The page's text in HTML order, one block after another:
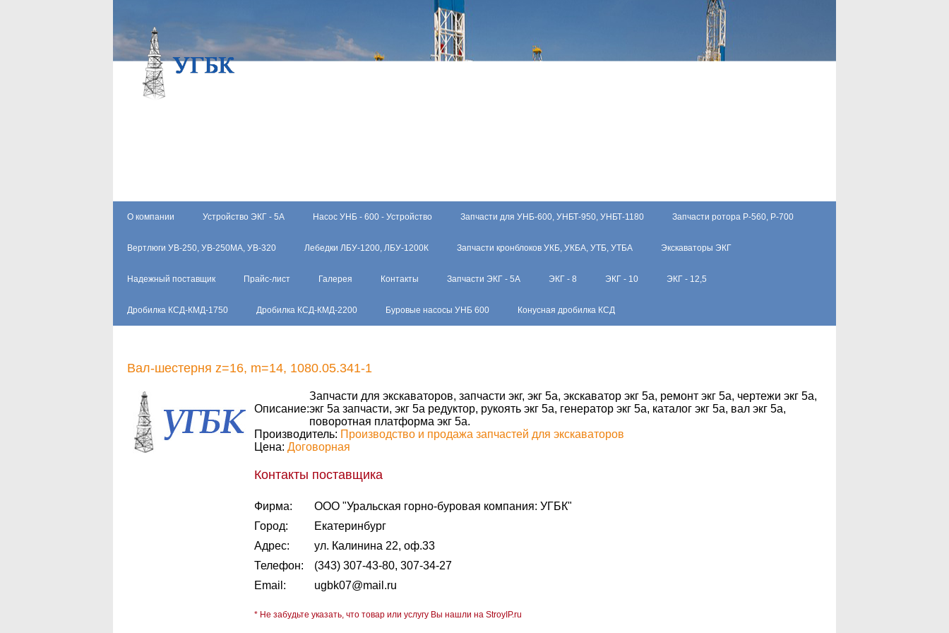
О компании Устройство ЭКГ - 5А Насос УНБ - 600 - Устройство Запчасти для УНБ-600, УНБТ-950, УНБТ-1180 Запчасти ротора Р-560, Р-700
Вертлюги УВ-250, УВ-250МА, УВ-320 Лебедки ЛБУ-1200, ЛБУ-1200К Запчасти кронблоков УКБ, УКБА, УТБ, УТБА Экскаваторы ЭКГ
Надежный поставщик Прайс-лист Галерея Контакты Запчасти ЭКГ - 5А ЭКГ - 8 ЭКГ - 10 ЭКГ - 12,5
Дробилка КСД-КМД-1750 Дробилка КСД-КМД-2200 Буровые насосы УНБ 600 Конусная дробилка КСД
Вал-шестерня z=16, m=14, 1080.05.341-1
Описание:
Запчасти для экскаваторов, запчасти экг, экг 5а, экскаватор экг 5а, ремонт экг 5а, чертежи экг 5а,
экг 5а запчасти, экг 5а редуктор, рукоять экг 5а, генератор экг 5а, каталог экг 5а, вал экг 5а,
поворотная платформа экг 5а.
Производитель: Производство и продажа запчастей для экскаваторов
Цена: Договорная
Контакты поставщика
Фирма:
ООО "Уральская горно-буровая компания: УГБК"
Город:
Екатеринбург
Адрес:
ул. Калинина 22, оф.33
Телефон:
(343) 307-43-80, 307-34-27
Email:
ugbk07@mail.ru
* Не забудьте указать, что товар или услугу Вы нашли на StroyIP.ru